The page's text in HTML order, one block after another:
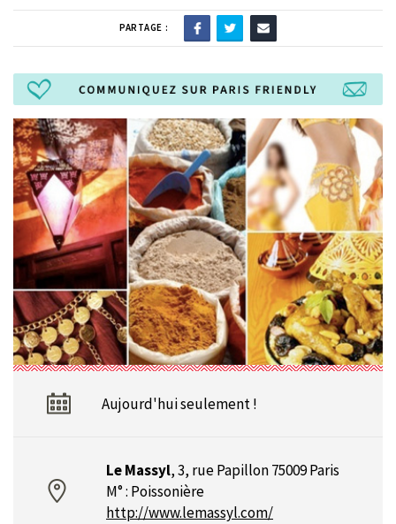
PARTAGE :
Aujourd'hui seulement !
Le Massyl,3, rue Papillon 75009 Paris
M° : Poissonière
http://www.lemassyl.com/